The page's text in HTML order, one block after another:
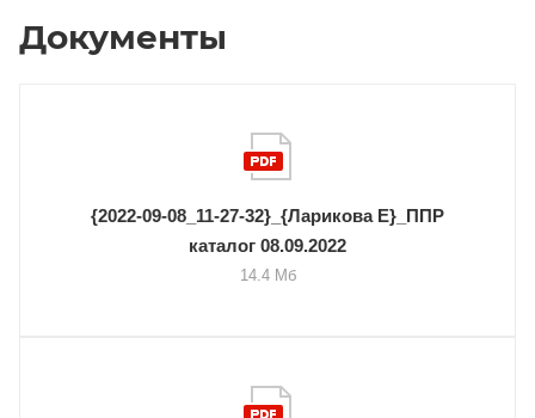
Документы
{2022-09-08_11-27-32}_{Ларикова Е}_ППР
каталог 08.09.2022
14.4 Мб